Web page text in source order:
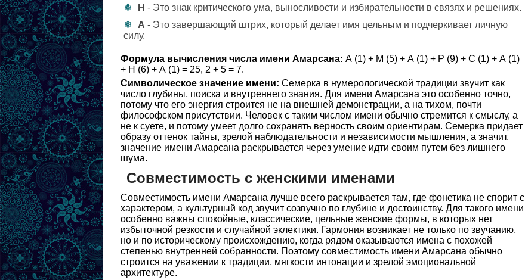
Н - Это знак критического ума, выносливости и избирательности в связях и решениях.
А - Это завершающий штрих, который делает имя цельным и подчеркивает личную
силу.
Формула вычисления числа имени Амарсана: А (1) + М (5) + А (1) + Р (9) + С (1) + А (1)
+ Н (6) + А (1) = 25, 2 + 5 = 7.
Символическое значение имени: Семерка в нумерологической традиции звучит как
число глубины, поиска и внутреннего знания. Для имени Амарсана это особенно точно,
потому что его энергия строится не на внешней демонстрации, а на тихом, почти
философском присутствии. Человек с таким числом имени обычно стремится к смыслу, а
не к суете, и потому умеет долго сохранять верность своим ориентирам. Семерка придает
образу оттенок тайны, зрелой наблюдательности и независимости мышления, а значит,
значение имени Амарсана раскрывается через умение идти своим путем без лишнего
шума.
Совместимость с женскими именами
Совместимость имени Амарсана лучше всего раскрывается там, где фонетика не спорит с
характером, а культурный код звучит созвучно по глубине и достоинству. Для такого имени
особенно важны спокойные, классические, цельные женские формы, в которых нет
избыточной резкости и случайной эклектики. Гармония возникает не только по звучанию,
но и по историческому происхождению, когда рядом оказываются имена с похожей
степенью внутренней собранности. Поэтому совместимость имени Амарсана обычно
строится на уважении к традиции, мягкости интонации и зрелой эмоциональной
архитектуре.